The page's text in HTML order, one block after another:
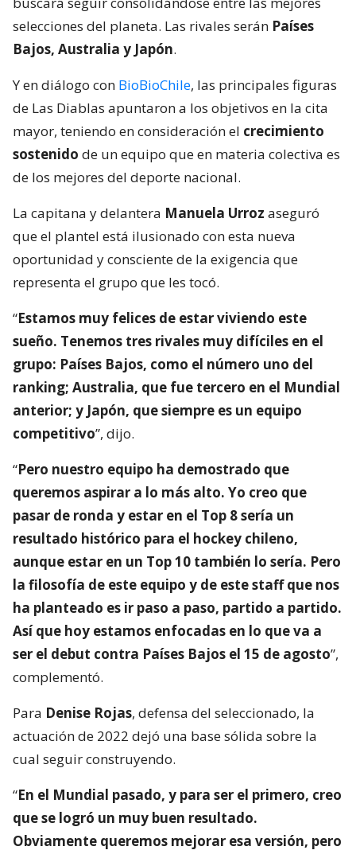
selecciones del planeta. Las rivales serán Países
Bajos, Australia y Japón.
Y en diálogo con BioBioChile, las principales figuras
de Las Diablas apuntaron a los objetivos en la cita
mayor, teniendo en consideración el crecimiento
sostenido de un equipo que en materia colectiva es
de los mejores del deporte nacional.
La capitana y delantera Manuela Urroz aseguró
que el plantel está ilusionado con esta nueva
oportunidad y consciente de la exigencia que
representa el grupo que les tocó.
“Estamos muy felices de estar viviendo este
sueño. Tenemos tres rivales muy difíciles en el
grupo: Países Bajos, como el número uno del
ranking; Australia, que fue tercero en el Mundial
anterior; y Japón, que siempre es un equipo
competitivo”, dijo.
“Pero nuestro equipo ha demostrado que
queremos aspirar a lo más alto. Yo creo que
pasar de ronda y estar en el Top 8 sería un
resultado histórico para el hockey chileno,
aunque estar en un Top 10 también lo sería. Pero
la filosofía de este equipo y de este staff que nos
ha planteado es ir paso a paso, partido a partido.
Así que hoy estamos enfocadas en lo que va a
ser el debut contra Países Bajos el 15 de agosto”,
complementó.
Para Denise Rojas, defensa del seleccionado, la
actuación de 2022 dejó una base sólida sobre la
cual seguir construyendo.
“En el Mundial pasado, y para ser el primero, creo
que se logró un muy buen resultado.
Obviamente queremos mejorar esa versión, pero